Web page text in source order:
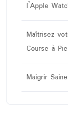
l’Apple
Maîtrisez
Course à
Maigrir